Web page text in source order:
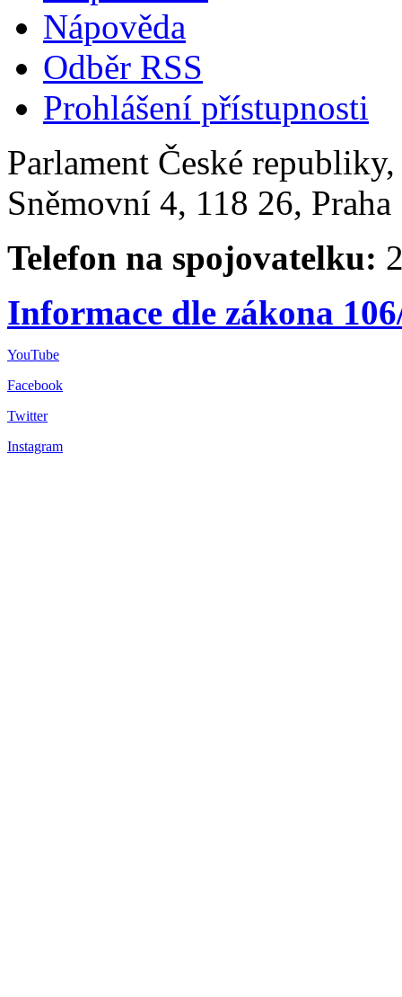
Nápověda
Odběr RSS
Prohlášení přístupnosti
Parlament České
Sněmovní 4, 118 26,
Telefon na spojovatelku:
Informace dle zákona
YouTube
Facebook
Twitter
Instagram